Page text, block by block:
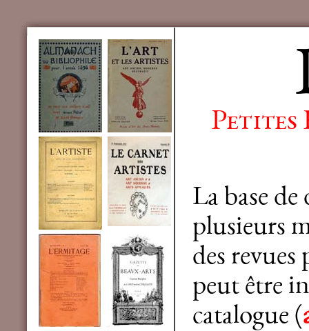
Petites
La base
plusieurs
des revues
peut être
catalogue (